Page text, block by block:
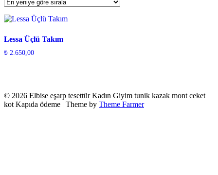
Lessa Üçlü Takım
₺ 2.650,00
© 2026 Elbise eşarp tesettür Kadın Giyim tunik kazak mont ceket
kot Kapıda ödeme | Theme by Theme Farmer